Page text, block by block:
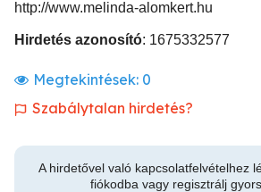
http://www.melinda-alomkert.hu
Hirdetés azonosító: 1675332577
Megtekintések: 0
Szabálytalan hirdetés?
A hirdetővel való kapcsolatfelvételhez
fiókodba vagy regisztrálj